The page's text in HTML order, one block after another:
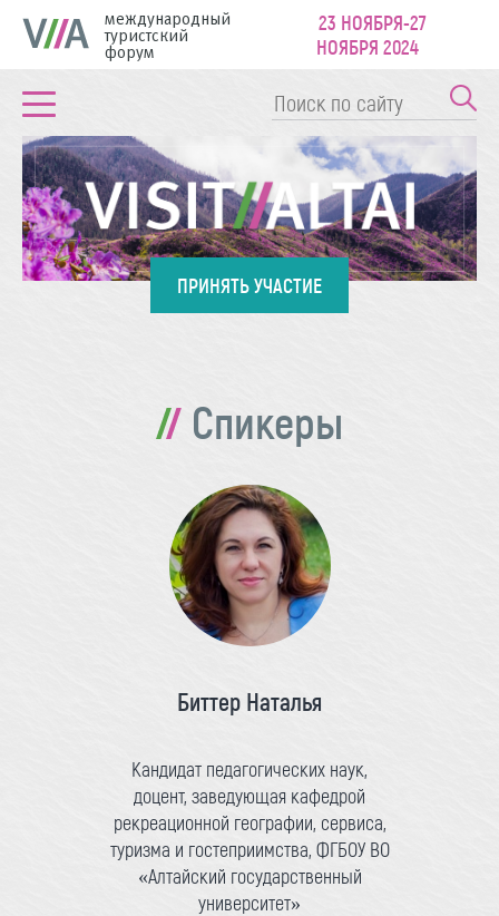
международный
туристский
форум
23 НОЯБРЯ-27
НОЯБРЯ 2024
ПРИНЯТЬ УЧАСТИЕ
Спикеры
Биттер Наталья
Кандидат педагогических наук,
доцент, заведующая кафедрой
рекреационной географии, сервиса,
туризма и гостеприимства, ФГБОУ ВО
«Алтайский государственный
университет»